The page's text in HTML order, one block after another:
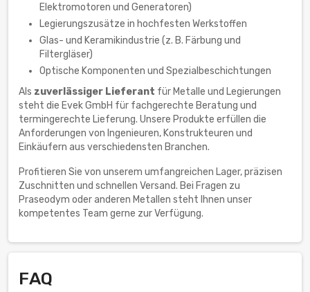
Elektromotoren und Generatoren)
Legierungszusätze in hochfesten Werkstoffen
Glas- und Keramikindustrie (z. B. Färbung und
Filtergläser)
Optische Komponenten und Spezialbeschichtungen
Als zuverlässiger Lieferant für Metalle und Legierungen
steht die Evek GmbH für fachgerechte Beratung und
termingerechte Lieferung. Unsere Produkte erfüllen die
Anforderungen von Ingenieuren, Konstrukteuren und
Einkäufern aus verschiedensten Branchen.
Profitieren Sie von unserem umfangreichen Lager, präzisen
Zuschnitten und schnellen Versand. Bei Fragen zu
Praseodym oder anderen Metallen steht Ihnen unser
kompetentes Team gerne zur Verfügung.
FAQ